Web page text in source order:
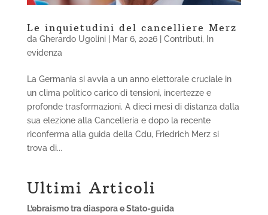
Le inquietudini del cancelliere Merz
da Gherardo Ugolini| Mar 6, 2026| Contributi,
In
evidenza
La Germania si avvia a un anno elettorale cruciale in
un clima politico carico di tensioni, incertezze e
profonde trasformazioni. A dieci mesi di distanza dalla
sua elezione alla Cancelleria e dopo la recente
riconferma alla guida della Cdu, Friedrich Merz si
trova di...
Ultimi Articoli
L’ebraismo tra diaspora e Stato-guida